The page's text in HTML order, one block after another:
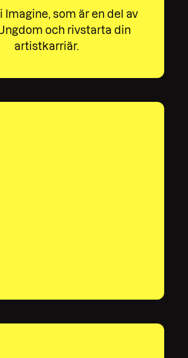
Imagine, som är en del av
och rivstarta din
artistkarriär.